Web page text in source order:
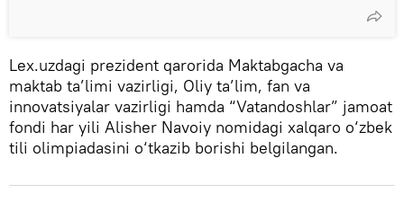
Lex.uzdagi prezident qarorida Maktabgacha va
maktab ta’limi vazirligi, Oliy ta’lim, fan va
innovatsiyalar vazirligi hamda “Vatandoshlar” jamoat
fondi har yili Alisher Navoiy nomidagi xalqaro o‘zbek
tili olimpiadasini o‘tkazib borishi belgilangan.